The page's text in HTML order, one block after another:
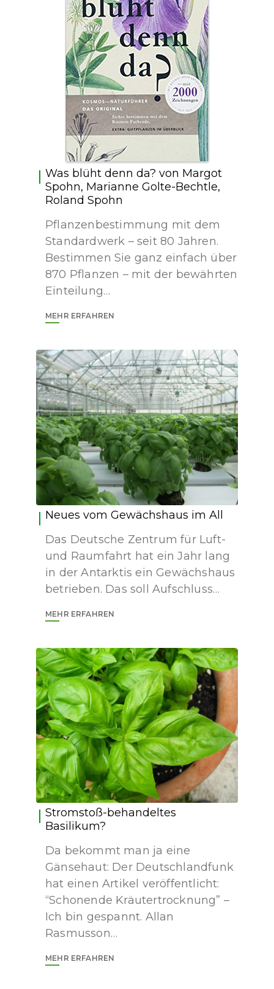
Was blüht denn da? von Margot
Spohn, Marianne Golte-Bechtle,
Roland Spohn
Pflanzenbestimmung mit dem
Standardwerk – seit 80 Jahren.
Bestimmen Sie ganz einfach über
870 Pflanzen – mit der bewährten
Einteilung…
MEHR ERFAHREN
Neues vom Gewächshaus im All
Das Deutsche Zentrum für Luft-
und Raumfahrt hat ein Jahr lang
in der Antarktis ein Gewächshaus
betrieben. Das soll Aufschluss…
MEHR ERFAHREN
Stromstoß-behandeltes
Basilikum?
Da bekommt man ja eine
Gänsehaut: Der Deutschlandfunk
hat einen Artikel veröffentlicht:
“Schonende Kräutertrocknung” –
Ich bin gespannt. Allan
Rasmusson…
MEHR ERFAHREN